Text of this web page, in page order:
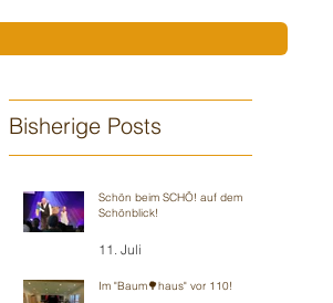
Bisherige Posts
Schön beim SCHÖ! auf dem
Schönblick!
11. Juli
Im "Baum🌳haus" vor 110!